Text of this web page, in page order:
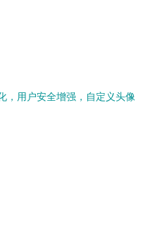
，用户安全增强，自定义头像